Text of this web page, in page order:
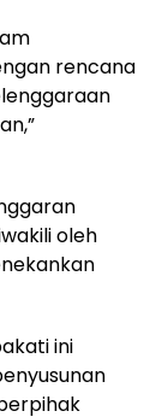
rencana
oleh
ini